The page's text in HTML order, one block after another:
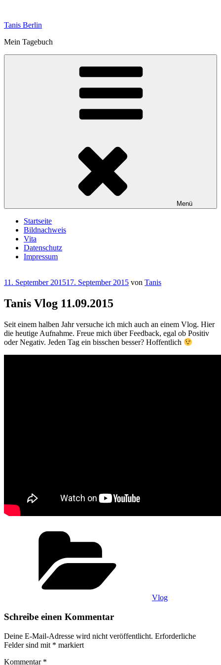
springen
Tanis Berlin
Mein Tagebuch
Menü
Startseite
Bildnachweis
Vita
Datenschutz
Impressum
Veröffentlicht
11. September 201517. September 2015 von Tanis
Tanis Vlog 11.09.2015
Seit einem halben Jahr versuche ich mich auch an einem Vlog. Hier
die heutige Aufnahme. Freue mich über Feedback, egal ob Positiv
oder Negativ. Jeden Tag ein bisschen besser? Hoffentlich
Vlog
Schreibe einen Kommentar
Deine E-Mail-Adresse wird nicht veröffentlicht. Erforderliche
Felder sind mit * markiert
Kommentar *